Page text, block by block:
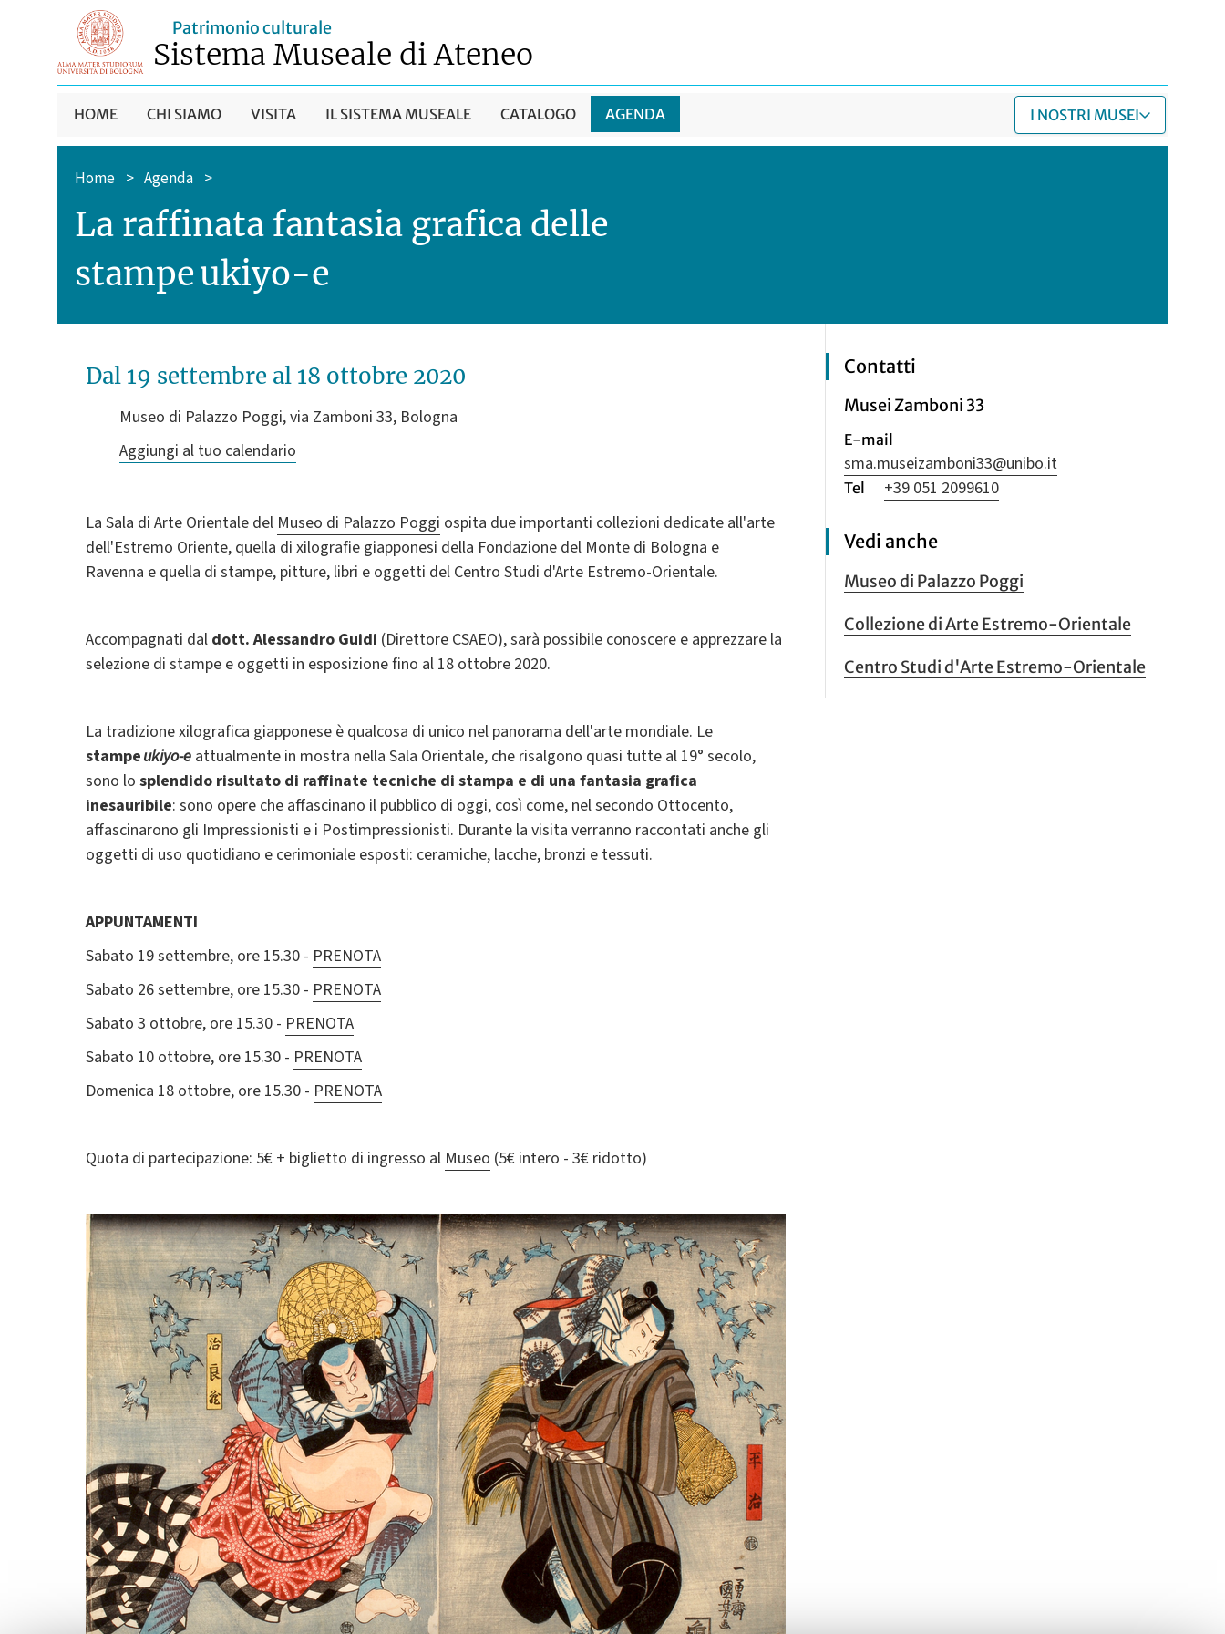
Patrimonio culturale
Sistema Museale di Ateneo
HOME CHI SIAMO VISITA IL SISTEMA MUSEALE CATALOGO AGENDA I NOSTRI MUSEI
Home > Agenda >
La raffinata fantasia grafica delle
stampe ukiyo-e
Dal 19 settembre al 18 ottobre 2020
Museo di Palazzo Poggi, via Zamboni 33, Bologna
Aggiungi al tuo calendario
La Sala di Arte Orientale del Museo di Palazzo Poggi ospita due importanti collezioni dedicate all'arte
dell'Estremo Oriente, quella di xilografie giapponesi della Fondazione del Monte di Bologna e
Ravenna e quella di stampe, pitture, libri e oggetti del Centro Studi d'Arte Estremo-Orientale.
Accompagnati dal dott. Alessandro Guidi (Direttore CSAEO), sarà possibile conoscere e apprezzare la
selezione di stampe e oggetti in esposizione fino al 18 ottobre 2020.
La tradizione xilografica giapponese è qualcosa di unico nel panorama dell'arte mondiale. Le
stampeukiyo-e attualmente in mostra nella Sala Orientale, che risalgono quasi tutte al 19° secolo,
sono lo splendido risultato di raffinate tecniche di stampa e di una fantasia grafica
inesauribile: sono opere che affascinano il pubblico di oggi, così come, nel secondo Ottocento,
affascinarono gli Impressionisti e i Postimpressionisti. Durante la visita verranno raccontati anche gli
oggetti di uso quotidiano e cerimoniale esposti: ceramiche, lacche, bronzi e tessuti.
APPUNTAMENTI
Sabato 19 settembre, ore 15.30 - PRENOTA
Sabato 26 settembre, ore 15.30 - PRENOTA
Sabato 3 ottobre, ore 15.30 - PRENOTA
Sabato 10 ottobre, ore 15.30 - PRENOTA
Domenica 18 ottobre, ore 15.30 - PRENOTA
Quota di partecipazione: 5€ + biglietto di ingresso al Museo (5€ intero - 3€ ridotto)
Contatti
Musei Zamboni 33
E-mail
sma.museizamboni33@unibo.it
+39 051 2099610
Vedi anche
Museo di Palazzo Poggi
Collezione di Arte Estremo-Orientale
Centro Studi d'Arte Estremo-Orientale